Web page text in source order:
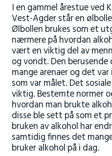
I en gammel årestue ved
Vest-Agder står en
Ølbollen brukes som et
nærmere på hvordan
vært en viktig del av
og vondt. Den
mange arenaer og det
som var målet. Det
viktig. Bestemte normer
hvordan man brukte
disse ble sett på som et
bruken av alkohol har
samtidig finnes det
bruker alkohol på i dag.